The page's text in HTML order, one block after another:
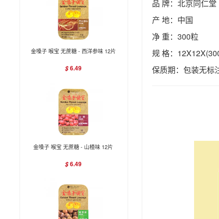
金嗓子 喉宝 无蔗糖 - 西洋参味 12片
$6.49
金嗓子 喉宝 无蔗糖 - 山楂味 12片
$6.49
品 牌：北京同仁堂
产 地：中国
净 重：300粒
规 格：
保质期：包装无标